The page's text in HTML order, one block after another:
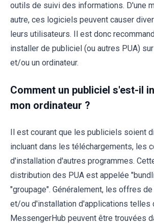
outils de suivi des informations. D'une
autre, ces logiciels peuvent causer
leurs utilisateurs. Il est donc
installer de publiciel (ou autres PUA)
et/ou un ordinateur.
Comment un publiciel s'est-il
mon ordinateur ?
Il est courant que les publiciels soient
incluant dans les téléchargements, les
d'installation d'autres programmes.
distribution des PUA est appelée
"groupage". Généralement, les offres
et/ou d'installation d'applications telles
MessengerHub peuvent être trouvées